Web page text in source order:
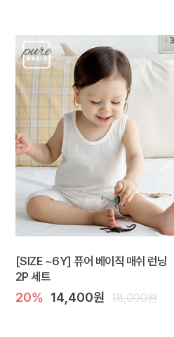
[SIZE ~6Y] 퓨어 베이직 매쉬 런닝
2P 세트
20% 14,400원 18,000원